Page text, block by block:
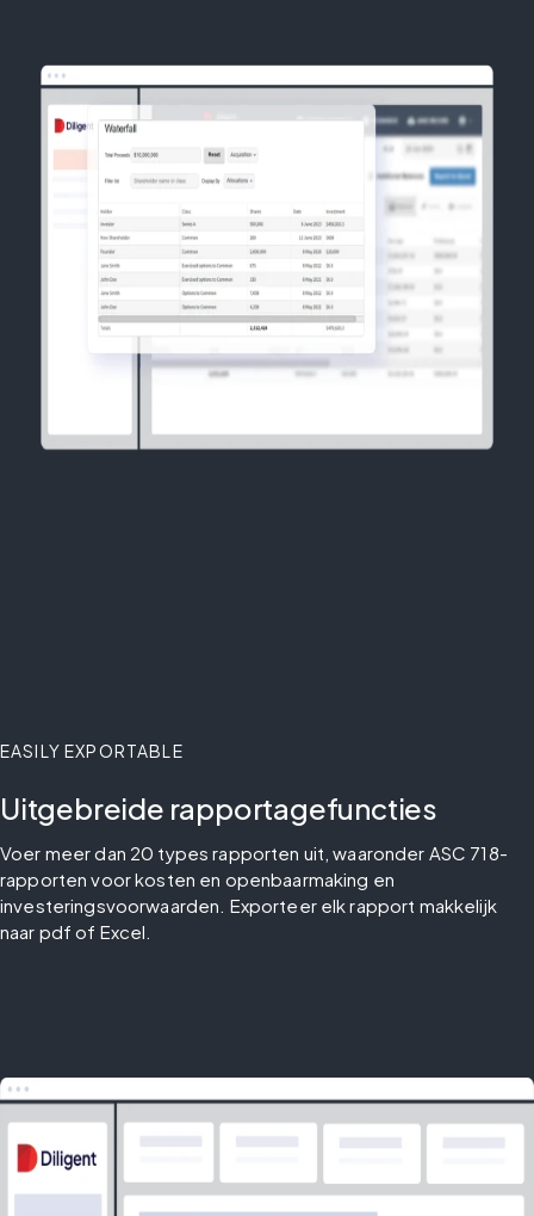
EASILY EXPORTABLE
Uitgebreide rapportagefuncties
Voer meer dan 20 types rapporten uit, waaronder ASC 718-
rapporten voor kosten en openbaarmaking en
investeringsvoorwaarden. Exporteer elk rapport makkelijk
naar pdf of Excel.